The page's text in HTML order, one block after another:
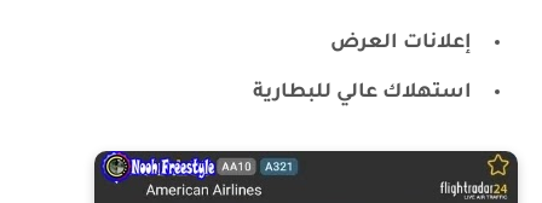
إعلانات العرض
استهلاك عالي للبطارية